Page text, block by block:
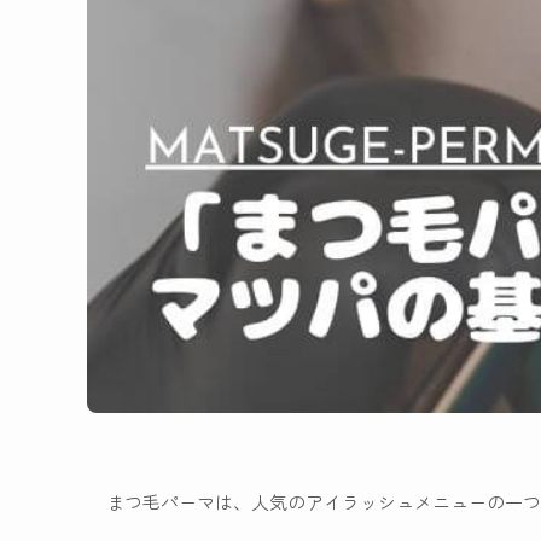
まつ毛パーマは、人気のアイラッシュメニューの一